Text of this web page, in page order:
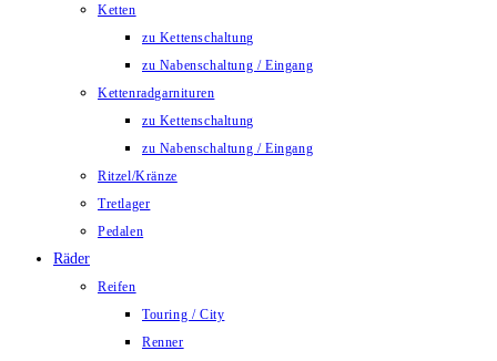
Ketten
zu Kettenschaltung
zu Nabenschaltung / Eingang
Kettenradgarnituren
zu Kettenschaltung
zu Nabenschaltung / Eingang
Ritzel/Kränze
Tretlager
Pedalen
Räder
Reifen
Touring / City
Renner